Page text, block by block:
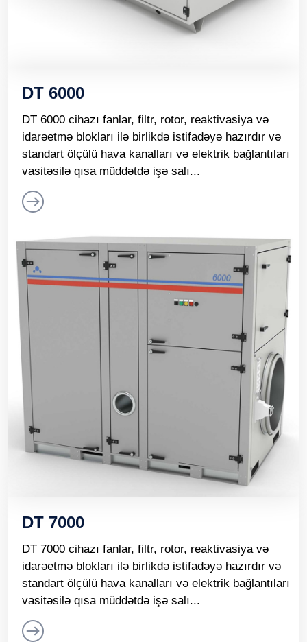
DT 6000
DT 6000 cihazı fanlar, filtr, rotor, reaktivasiya və
idarəetmə blokları ilə birlikdə istifadəyə hazırdır və
standart ölçülü hava kanalları və elektrik bağlantıları
vasitəsilə qısa müddətdə işə salı...
DT 7000
DT 7000 cihazı fanlar, filtr, rotor, reaktivasiya və
idarəetmə blokları ilə birlikdə istifadəyə hazırdır və
standart ölçülü hava kanalları və elektrik bağlantıları
vasitəsilə qısa müddətdə işə salı...